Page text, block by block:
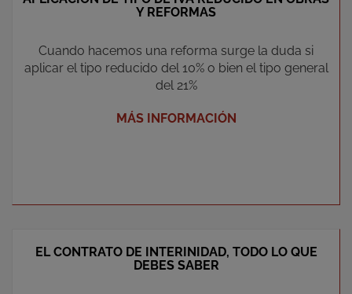
Y REFORMAS
Cuando hacemos una reforma surge la duda si
aplicar el tipo reducido del 10% o bien el tipo general
del 21%
MÁS INFORMACIÓN
EL CONTRATO DE INTERINIDAD, TODO LO QUE
DEBES SABER